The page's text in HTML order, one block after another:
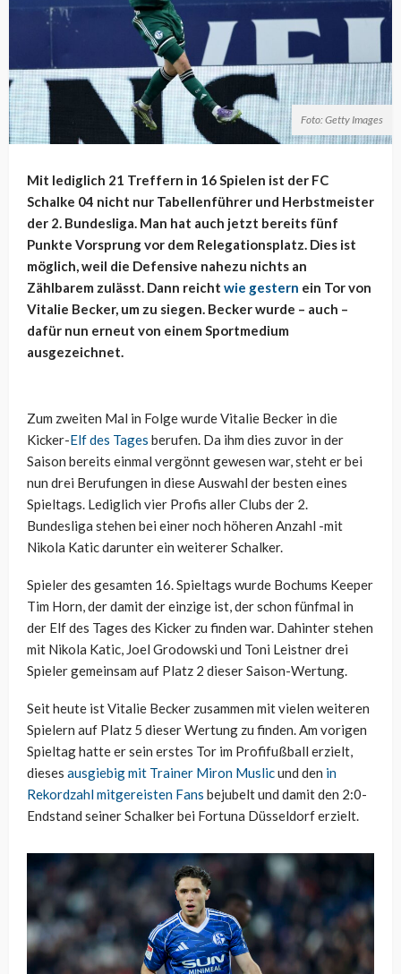
Foto: Getty Images
Mit lediglich 21 Treffern in 16 Spielen ist der FC
Schalke 04 nicht nur Tabellenführer und Herbstmeister
der 2. Bundesliga. Man hat auch jetzt bereits fünf
Punkte Vorsprung vor dem Relegationsplatz. Dies ist
möglich, weil die Defensive nahezu nichts an
Zählbarem zulässt. Dann reicht wie gestern ein Tor von
Vitalie Becker, um zu siegen. Becker wurde – auch –
dafür nun erneut von einem Sportmedium
ausgezeichnet.
Zum zweiten Mal in Folge wurde Vitalie Becker in die
Kicker-Elf des Tages berufen. Da ihm dies zuvor in der
Saison bereits einmal vergönnt gewesen war, steht er bei
nun drei Berufungen in diese Auswahl der besten eines
Spieltags. Lediglich vier Profis aller Clubs der 2.
Bundesliga stehen bei einer noch höheren Anzahl -mit
Nikola Katic darunter ein weiterer Schalker.
Spieler des gesamten 16. Spieltags wurde Bochums Keeper
Tim Horn, der damit der einzige ist, der schon fünfmal in
der Elf des Tages des Kicker zu finden war. Dahinter stehen
mit Nikola Katic, Joel Grodowski und Toni Leistner drei
Spieler gemeinsam auf Platz 2 dieser Saison-Wertung.
Seit heute ist Vitalie Becker zusammen mit vielen weiteren
Spielern auf Platz 5 dieser Wertung zu finden. Am vorigen
Spieltag hatte er sein erstes Tor im Profifußball erzielt,
dieses ausgiebig mit Trainer Miron Muslicund den in
Rekordzahl mitgereisten Fans bejubelt und damit den 2:0-
Endstand seiner Schalker bei Fortuna Düsseldorf erzielt.